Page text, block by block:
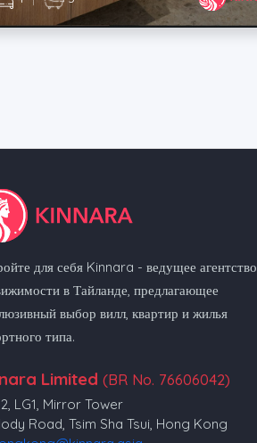
для себя Kinnara - ведущее агентство
в Тайланде, предлагающее
выбор вилл, квартир и жилья
типа.
Limited (BR No. 76606042)
LG1, Mirror Tower
Road, Tsim Sha Tsui, Hong Kong